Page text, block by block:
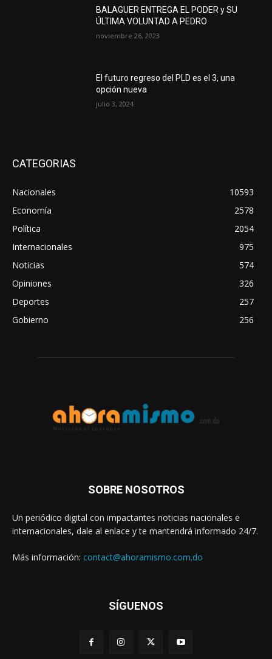
BALAGUER ENTREGA EL PODER y SU
ÚLTIMA VOLUNTAD A PEDRO
noviembre 26, 2023
El futuro regreso del PLD es el 3, una
opción nueva
julio 3, 2024
CATEGORIAS
Nacionales
10593
Economía
2578
Política
2054
Internacionales
975
Noticias
574
Opiniones
326
Deportes
257
Gobierno
256
SOBRE NOSOTROS
Un periódico digital con impactantes noticias nacionales e
internacionales, dale al enlace y te mantendrá informado 24/7.
Más información: contact@ahoramismo.com.do
SÍGUENOS